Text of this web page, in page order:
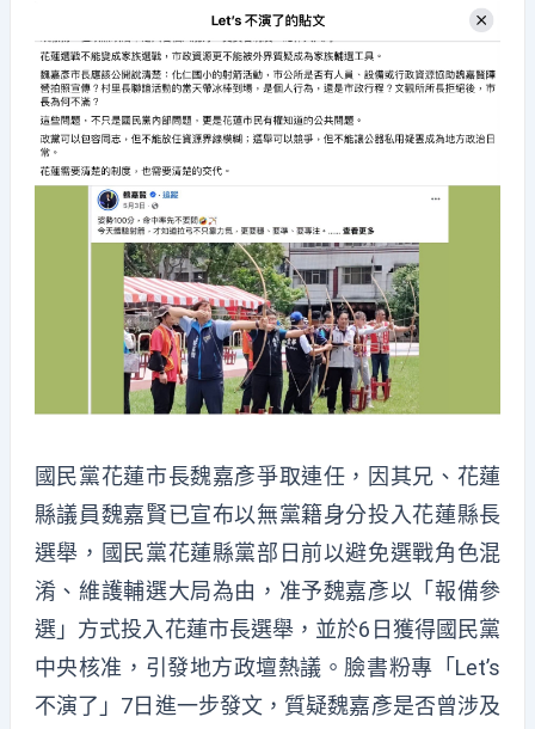
國民黨花蓮市長魏嘉彥爭取連任，因其兄、花蓮
縣議員魏嘉賢已宣布以無黨籍身分投入花蓮縣長
選舉，國民黨花蓮縣黨部日前以避免選戰角色混
淆、維護輔選大局為由，准予魏嘉彥以「報備參
選」方式投入花蓮市長選舉，並於6日獲得國民黨
中央核准，引發地方政壇熱議。臉書粉專「Let’s
不演了」7日進一步發文，質疑魏嘉彥是否曾涉及